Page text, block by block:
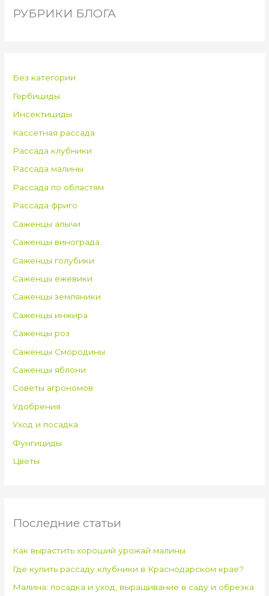
РУБРИКИ БЛОГА
Без категории
Гербициды
Инсектициды
Кассетная рассада
Рассада клубники
Рассада малины
Рассада по областям
Рассада фриго
Саженцы алычи
Саженцы винограда
Саженцы голубики
Саженцы ежевики
Саженцы земляники
Саженцы инжира
Саженцы роз
Саженцы Смородины
Саженцы яблони
Советы агрономов
Удобрения
Уход и посадка
Фунгициды
Цветы
Последние статьи
Как вырастить хороший урожай малины
Где купить рассаду клубники в Краснодарском крае?
Малина: посадка и уход, выращивание в саду и обрезка